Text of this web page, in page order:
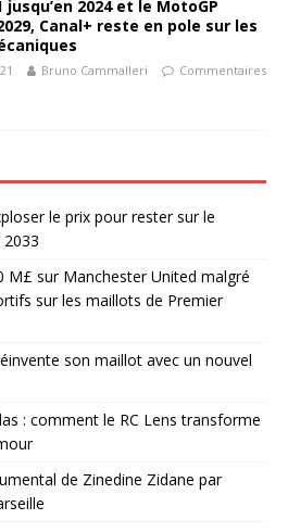
jusqu’en 2024 et le MotoGP
Canal+ reste en pole sur les
Bruno Cammalleri
Commentaires
le prix pour rester sur le
2033
M£ sur Manchester United malgré
sur les maillots de Premier
son maillot avec un nouvel
: comment le RC Lens transforme
de Zinedine Zidane par